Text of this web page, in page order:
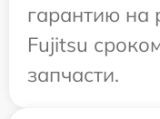
гарантию на
Fujitsu
запчасти.